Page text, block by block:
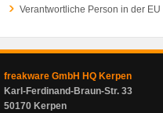
Verantwortliche Person in der EU
freakware GmbH HQ Kerpen
Karl-Ferdinand-Braun-Str. 33
50170 Kerpen